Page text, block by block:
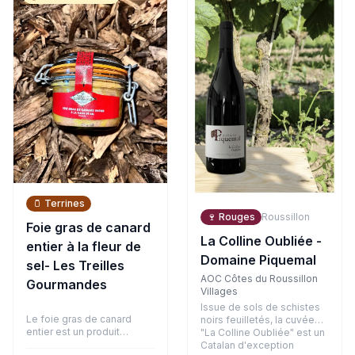
bouche, la matière est
ronde avec des tanins
fondus et bien intégrés,
soutenus par la belle
fraîcheur de son terroir
argilo-graveleux.
arômes d'agrumes, de
fruits blancs et une touche
exotique. En bouche,
l'attaque est vive et
gouleyante, équilibrée par
un joli fruité et une finale
désaltérante.
🫙 Terrines
Foie gras de canard
entier à la fleur de
sel- Les Treilles
Gourmandes
Le foie gras de canard
entier est un produit
🍷 Rouges Roussillon
La Colline Oubliée -
Domaine Piquemal
AOC Côtes du Roussillon
Villages
Issue de sols de schistes
noirs feuilletés, la cuvée
"La Colline Oubliée" est un
Catalan d'exception